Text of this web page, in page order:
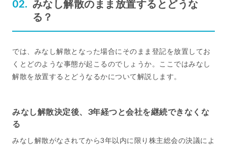
みなし解散のまま放置するとどうな
る？
では、みなし解散となった場合にそのまま登記を放置してお
くとどのような事態が起こるのでしょうか。ここではみなし
解散を放置するとどうなるかについて解説します。
みなし解散決定後、3年経つと会社を継続できなくな
る
みなし解散がなされてから3年以内に限り株主総会の決議によ